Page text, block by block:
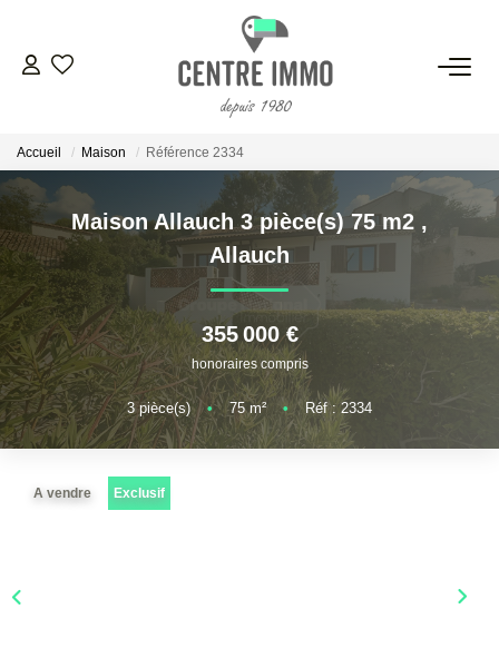
VENTES
LOCATIONS
GESTION
ESTIMATION
NOS BIENS VENDUS
NOS AGENCES
Accueil Maison Référence 2334
Maison Allauch 3 pièce(s) 75 m2 ,
Allauch
355 000 €
honoraires compris
3pièce(s) • 75m² • Réf : 2334
A vendre Exclusif